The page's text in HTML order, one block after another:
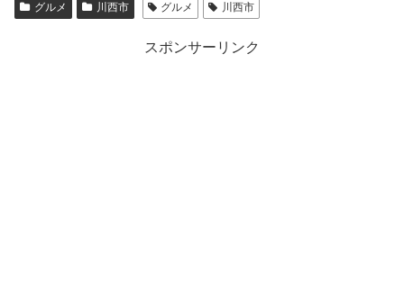
グルメ 川西市 グルメ 川西市
スポンサーリンク